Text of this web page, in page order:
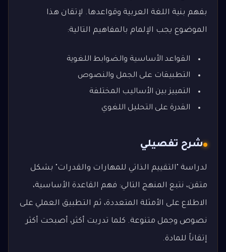
بفهم بنية اللغة العربية وقواعدها. لإتقان هذا
الموضوع يجب الإلمام بالمفاهيم التالية:
القواعد الأساسية والضوابط اللغوية
التطبيقات على الجمل والنصوص
التمييز بين الأساليب المختلفة
القدرة على التحليل اللغوي
شرح تفصيلي
لدراسة "التقييم الذاتي للمهارات والقدرات" بشكل
متقن، نتبع المنهج التالي: فهم القاعدة الأساسية،
الاطلاع على الأمثلة المتعددة، ثم التطبيق العملي على
نصوص وجمل متنوعة. كلما تدربت أكثر، أصبحت أكثر
إتقاناً للمادة.